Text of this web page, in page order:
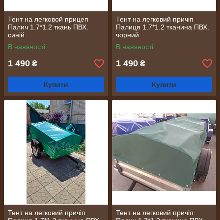
Тент на легковой прицеп
Палич 1.7*1.2 ткань ПВХ.
синій
В наявності
1 490 ₴
Купити
Тент на легковий причіп
Палиця 1.7*1.2 тканина ПВХ.
чорний
В наявності
1 490 ₴
Купити
Тент на легковий причіп
Тент на легковий причіп